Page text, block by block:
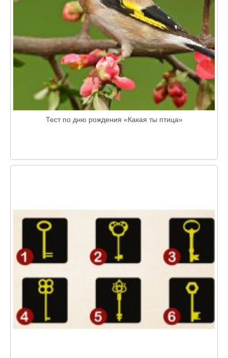
Тест по дню рождения «Какая ты птица»